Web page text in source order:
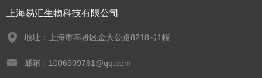
上海易汇生物科技有限公司
地址：上海市奉贤区金大公路8218号1幢
邮箱：1006909781@qq.com